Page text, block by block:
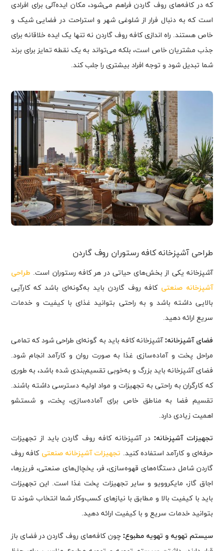
که در کافه‌های روف گاردن فراهم می‌شود، مکان ایده‌آلی برای افرادی
است که به دنبال فرار از شلوغی شهر و استراحت در فضایی شیک و
خاص هستند. راه اندازی کافه روف گاردن نه تنها یک ایده خلاقانه برای
جذب مشتریان خاص است، بلکه می‌تواند به یک نقطه تمایز برای برند
شما تبدیل شود و توجه افراد بیشتری را جلب کند.
طراحی آشپزخانه کافه رستوران روف گاردن
آشپزخانه یکی از بخش‌های حیاتی در هر کافه رستوران است. طراحی
آشپزخانه صنعتی کافه روف گاردن باید به‌گونه‌ای باشد که کارآیی
بالایی داشته باشد و به راحتی بتوانید غذای با کیفیت و خدمات
سریع ارائه دهید.
فضای آشپزخانه:آشپزخانه کافه باید به گونه‌ای طراحی شود که تمامی
مراحل پخت و آماده‌سازی غذا به صورت روان و کارآمد انجام شود.
فضای آشپزخانه باید بزرگ و به‌خوبی تقسیم‌بندی شده باشد، به طوری
که کارگران به راحتی به تجهیزات و مواد اولیه دسترسی داشته باشند.
تقسیم فضا به مناطق خاص برای آماده‌سازی، پخت، و شستشو
اهمیت زیادی دارد.
تجهیزات آشپزخانه:در آشپزخانه کافه روف گاردن باید از تجهیزات
حرفه‌ای و کارآمد استفاده کنید. تجهیزات آشپزخانه صنعتی کافه روف
گاردن شامل دستگاه‌های قهوه‌سازی، فر، یخچال‌های صنعتی، فریزرها،
اجاق گاز، مایکروویو و سایر تجهیزات پخت غذا است. این تجهیزات
باید با کیفیت بالا و مطابق با نیازهای کسب‌وکار شما انتخاب شوند تا
بتوانید خدمات سریع و با کیفیت ارائه دهید.
سیستم تهویه و تهویه مطبوع: چون کافه‌های روف گاردن در فضای باز